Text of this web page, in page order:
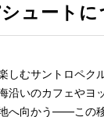
ュートに
しむサントロペ
沿いのカフェやヨ
へ向かう――この